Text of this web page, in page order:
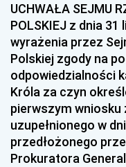
UCHWAŁA SEJMU
POLSKIEJ z dnia
wyrażenia przez
Polskiej zgody na
odpowiedzialności
Króla za czyn
pierwszym wniosku
uzupełnionego w
przedłożonego
Prokuratora